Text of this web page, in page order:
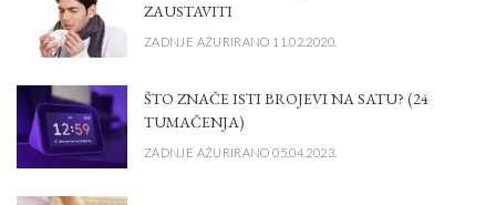
ZAUSTAVITI
ZADNJE AŽURIRANO 11.02.2020.
ŠTO ZNAČE ISTI BROJEVI NA SATU? (24
TUMAČENJA)
ZADNJE AŽURIRANO 05.04.2023.